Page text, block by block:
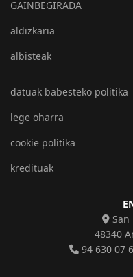
GAINBEGIRADA
aldizkaria
albisteak
datuak babesteko politika
lege oharra
cookie politika
kredituak
San
48340
94 630 07